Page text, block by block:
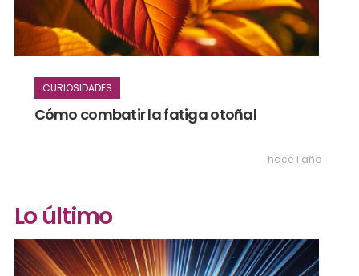
CURIOSIDADES
Cómo combatir la fatiga otoñal
hace 1 año
Lo último